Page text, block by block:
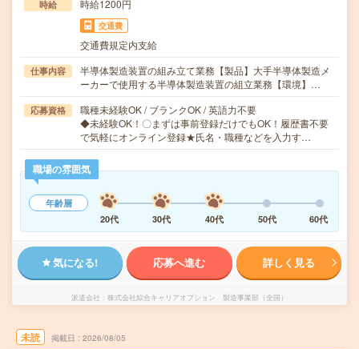
時給 時給1200円
交通費
交通費規定内支給
仕事内容
半導体製造装置の組み立て業務【製品】大手半導体製造メ
ーカーで使用する半導体製造装置の組立業務【環境】…
応募資格
職種未経験OK / ブランクOK / 英語力不要
◆未経験OK！〇まずは事前登録だけでもOK！履歴書不要
で気軽にオンライン登録★氏名・職種などを入力す…
職場の雰囲気
年齢層
20代
30代 40代 50代 60代
気になる! 応募へ進む 詳しく見る
派遣会社 株式会社綜合キャリアオプション 製造事業部（全国）
未読 掲載日 2026/08/05